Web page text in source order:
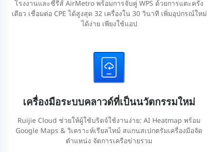
โรงงานและซีรีส์ AirMetro พร้อมการจับคู่ WPS ด้วยการแตะครั้ง
เดียว เชื่อมต่อ CPE ได้สูงสุด 32 เครื่องใน 30 วินาที เพิ่มอุปกรณ์ใหม่
ได้ง่าย เพียงใช้แอป
เครื่องมือระบบคลาวด์ที่เป็นนวัตกรรมใหม่
Ruijie Cloud ช่วยให้ผู้ใช้บริดจ์ใช้งานง่าย: AI Heatmap พร้อม
Google Maps & วิเคราะห์เรียลไทม์ สแกนสเปกตรัมเครื่องมือจัด
ตำแหน่ง จัดการเครือข่ายรวม